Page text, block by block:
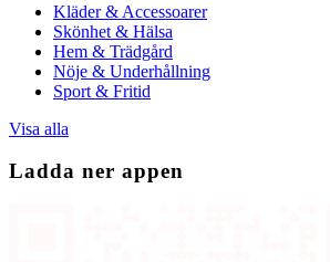
Kläder & Accessoarer
Skönhet & Hälsa
Hem & Trädgård
Nöje & Underhållning
Sport & Fritid
Visa alla
Ladda ner appen